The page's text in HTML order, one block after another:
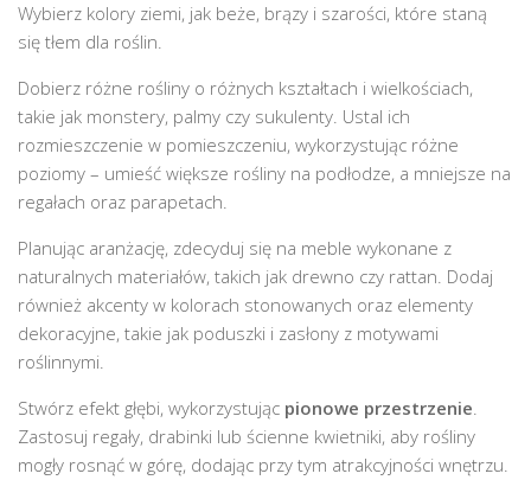
Wybierz kolory ziemi, jak beże, brązy i szarości, które staną
się tłem dla roślin.
Dobierz różne rośliny o różnych kształtach i wielkościach,
takie jak monstery, palmy czy sukulenty. Ustal ich
rozmieszczenie w pomieszczeniu, wykorzystując różne
poziomy – umieść większe rośliny na podłodze, a mniejsze na
regałach oraz parapetach.
Planując aranżację, zdecyduj się na meble wykonane z
naturalnych materiałów, takich jak drewno czy rattan. Dodaj
również akcenty w kolorach stonowanych oraz elementy
dekoracyjne, takie jak poduszki i zasłony z motywami
roślinnymi.
Stwórz efekt głębi, wykorzystując pionowe przestrzenie.
Zastosuj regały, drabinki lub ścienne kwietniki, aby rośliny
mogły rosnąć w górę, dodając przy tym atrakcyjności wnętrzu.